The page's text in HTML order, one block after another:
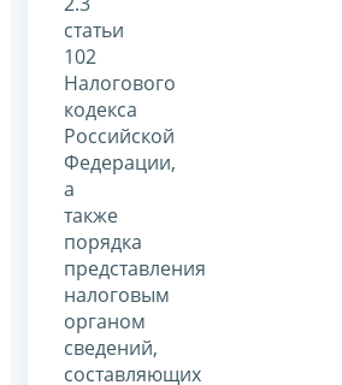
статьи
102
Налогового
кодекса
Российской
Федерации,
а
также
порядка
представления
налоговым
органом
сведений,
составляющих